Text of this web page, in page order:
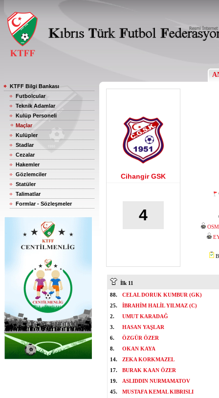
KTFF Bilgi Bankası
Futbolcular
Teknik Adamlar
Kulüp Personeli
Maçlar
Kulüpler
Stadlar
Cezalar
Hakemler
Gözlemciler
Statüler
Talimatlar
Formlar - Sözleşmeler
Cihangir GSK
4
İlk 11
88.
CELAL DORUK KUMBUR (GK)
25.
İBRAHİM HALİL YILMAZ (C)
2.
UMUT KARADAĞ
3.
HASAN YAŞLAR
6.
ÖZGÜR ÖZER
8.
OKAN KAYA
14.
ZEKA KORKMAZEL
17.
BURAK KAAN ÖZER
19.
ASLIDDIN NURMAMATOV
45.
MUSTAFA KEMAL KIBRISLI